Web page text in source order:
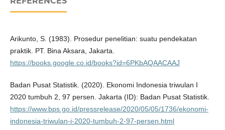
Arikunto, S. (1983). Prosedur penelitian: suatu pendekatan
praktik. PT. Bina Aksara, Jakarta.
https://books.google.co.id/books?id=6PKbAQAACAAJ
Badan Pusat Statistik. (2020). Ekonomi Indonesia triwulan I
2020 tumbuh 2, 97 persen. Jakarta (ID): Badan Pusat Statistik.
https://www.bps.go.id/pressrelease/2020/05/05/1736/ekonomi-
indonesia-triwulan-i-2020-tumbuh-2-97-persen.html